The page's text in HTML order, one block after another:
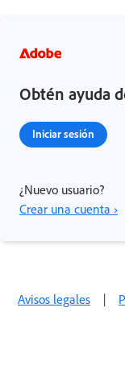
Obtén ayuda
Iniciar sesión
¿Nuevo usuario?
Crear una cuenta ›
Avisos legales |